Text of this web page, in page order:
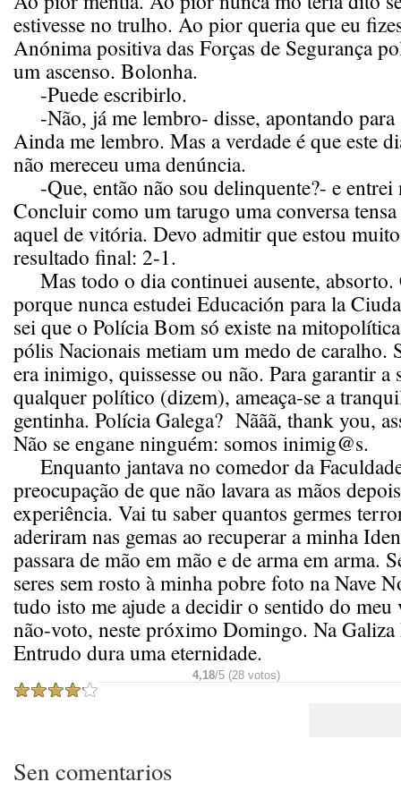
estivesse no trulho. Ao pior queria que eu
Anónima positiva das Forças de Segurança
um ascenso. Bolonha.
-Puede escribirlo.
-Não, já me lembro- disse, apontando
Ainda me lembro. Mas a verdade é que este
não mereceu uma denúncia.
-Que, então não sou delinquente?- e entrei
Concluir como um tarugo uma conversa
aquel de vitória. Devo admitir que estou
resultado final: 2-1.
Mas todo o dia continuei ausente, absorto.
porque nunca estudei Educación para la
sei que o Polícia Bom só existe na
pólis Nacionais metiam um medo de caralho.
era inimigo, quissesse ou não. Para garantir a
qualquer político (dizem), ameaça-se a
gentinha. Polícia Galega? Nããã, thank you,
Não se engane ninguém: somos inimig@s.
Enquanto jantava no comedor da
preocupação de que não lavara as mãos
experiência. Vai tu saber quantos germes
aderiram nas gemas ao recuperar a minha
passara de mão em mão e de arma em arma.
seres sem rosto à minha pobre foto na Nave
tudo isto me ajude a decidir o sentido do
não-voto, neste próximo Domingo. Na Galiza
Entrudo dura uma eternidade.
4,18/5 (28 votos)
Sen comentarios